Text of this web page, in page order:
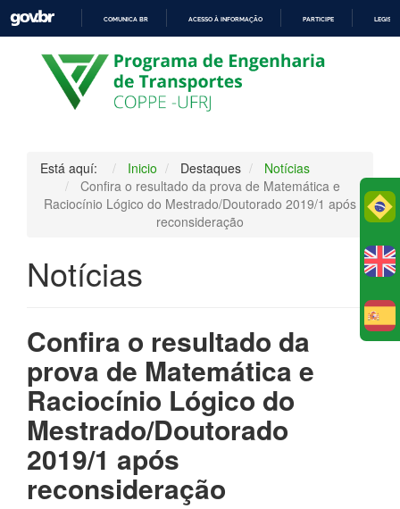
PARA
O
CONTEÚDO
COMUNICA BR ACESSO À INFORMAÇÃO PARTICIPE
Está aquí: Inicio Destaques
Notícias
Confira o resultado da prova de Matemática e
Raciocínio Lógico do Mestrado/Doutorado 2019/1 após
reconsideração
Notícias
Confira o resultado da
prova de Matemática e
Raciocínio Lógico do
Mestrado/Doutorado
2019/1 após
reconsideração